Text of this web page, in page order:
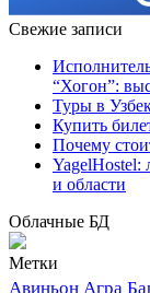
Свежие записи
“Хогон”:
Туры в
Купить
Почему
и области
Облачные БД
Метки
Авиньон Агра